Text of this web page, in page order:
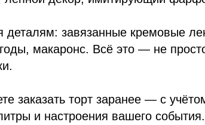
деталям: завязанные кремовые
макаронс. Всё это — не
заказать торт заранее — с
и настроения вашего